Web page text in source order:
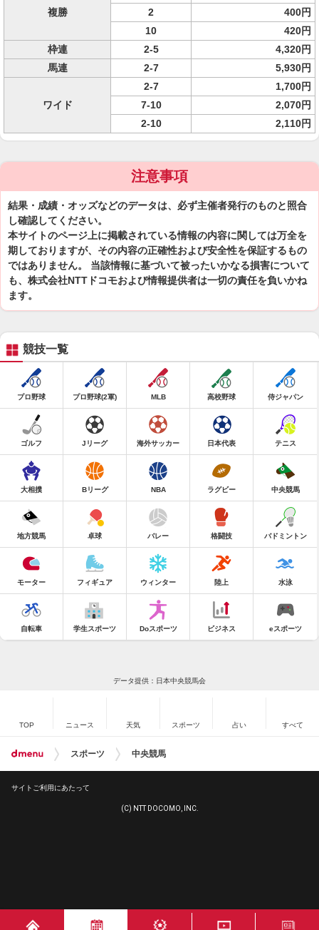
複勝
2
400円
10
420円
枠連
2-5
4,320円
馬連
2-7 5,930円
ワイド
2-7
1,700円
7-10
2,070円
2-10
2,110円
注意事項
結果・成績・オッズなどのデータは、必ず主催者発行のものと照合
し確認してください。
本サイトのページ上に掲載されている情報の内容に関しては万全を
期しておりますが、その内容の正確性および安全性を保証するもの
ではありません。 当該情報に基づいて被ったいかなる損害について
も、株式会社NTTドコモおよび情報提供者は一切の責任を負いかね
ます。
競技一覧
プロ野球 プロ野球(2軍) MLB 高校野球 侍ジャパン
ゴルフ Jリーグ 海外サッカー 日本代表 テニス
大相撲 Bリーグ NBA ラグビー 中央競馬
地方競馬 卓球 バレー 格闘技 バドミントン
モーター フィギュア ウィンター 陸上 水泳
自転車 学生スポーツ Doスポーツ ビジネス eスポーツ
データ提供：日本中央競馬会
TOP ニュース 天気 スポーツ 占い すべて
スポーツ 中央競馬
サイトご利用にあたって
(C) NTT DOCOMO, INC.